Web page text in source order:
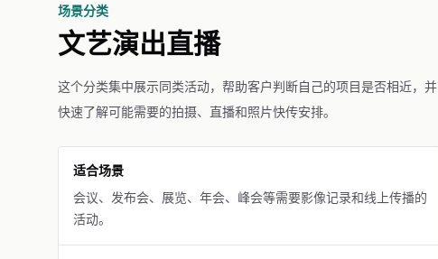
场景分类
文艺演出直播
这个分类集中展示同类活动，帮助客户判断自己的项目是否相近，并
快速了解可能需要的拍摄、直播和照片快传安排。
适合场景
会议、发布会、展览、年会、峰会等需要影像记录和线上传播的
活动。